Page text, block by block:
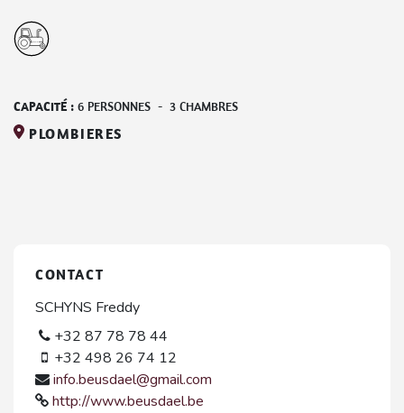
CAPACITÉ : 6 PERSONNES - 3 CHAMBRES
PLOMBIERES
CONTACT
SCHYNS Freddy
+32 87 78 78 44
+32 498 26 74 12
info.beusdael@gmail.com
http://www.beusdael.be